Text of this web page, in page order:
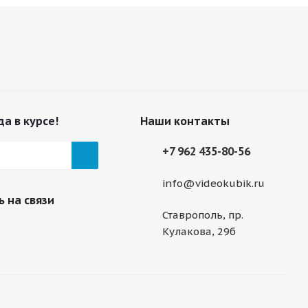
в курсе!
на связи
Наши контакты
+7 962 435-80-56
info@videokubik.ru
Ставрополь, ​пр.
Кулакова, 29б